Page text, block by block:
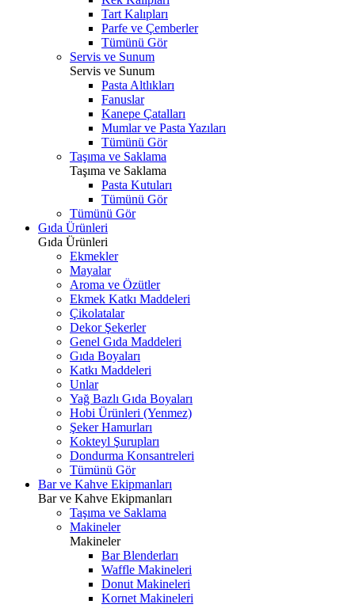
Tart Kalıpları
Parfe ve Çemberler
Tümünü Gör
Servis ve Sunum
Servis ve Sunum
Pasta Altlıkları
Fanuslar
Kanepe Çatalları
Mumlar ve Pasta Yazıları
Tümünü Gör
Taşıma ve Saklama
Taşıma ve Saklama
Pasta Kutuları
Tümünü Gör
Tümünü Gör
Gıda Ürünleri
Gıda Ürünleri
Ekmekler
Mayalar
Aroma ve Özütler
Ekmek Katkı Maddeleri
Çikolatalar
Dekor Şekerler
Genel Gıda Maddeleri
Gıda Boyaları
Katkı Maddeleri
Unlar
Yağ Bazlı Gıda Boyaları
Hobi Ürünleri (Yenmez)
Şeker Hamurları
Kokteyl Şurupları
Dondurma Konsantreleri
Tümünü Gör
Bar ve Kahve Ekipmanları
Bar ve Kahve Ekipmanları
Taşıma ve Saklama
Makineler
Makineler
Bar Blenderları
Waffle Makineleri
Donut Makineleri
Kornet Makineleri